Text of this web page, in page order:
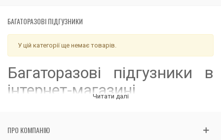
БАГАТОРАЗОВІ ПІДГУЗНИКИ
У цій категорії ще немає товарів.
Багаторазові підгузники в
інтернет-магазині
нашому інтернет-магазині
! Тут ви знайдете широкий
Читати далі
ПРО КОМПАНІЮ